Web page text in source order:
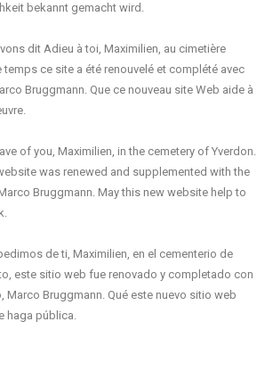
bekannt gemacht wird.
dit Adieu à toi, Maximilien, au cimetière
temps ce site a été renouvelé et complété avec
Bruggmann. Que ce nouveau site Web aide à
of you, Maximilien, in the cemetery of Yverdon.
was renewed and supplemented with the
Bruggmann. May this new website help to
de ti, Maximilien, en el cementerio de
este sitio web fue renovado y completado con
Marco Bruggmann. Qué este nuevo sitio web
haga pública.